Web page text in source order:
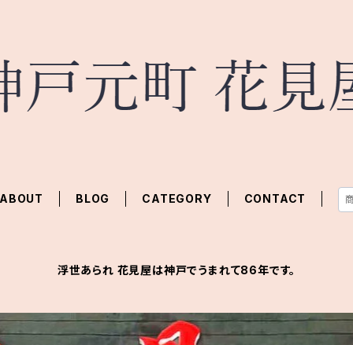
BLOG CATEGORY CONTACT
浮世あられ 花見屋は神戸でうまれて86年です。